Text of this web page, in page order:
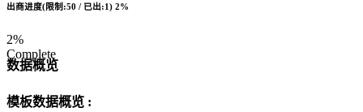
出商进度(限制:50 / 已出:1) 2%
2%
Complete
数据概览
模板数据概览 :